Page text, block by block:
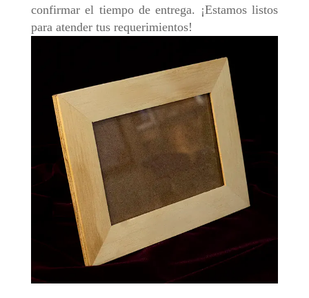
confirmar el tiempo de entrega. ¡Estamos listos
para atender tus requerimientos!